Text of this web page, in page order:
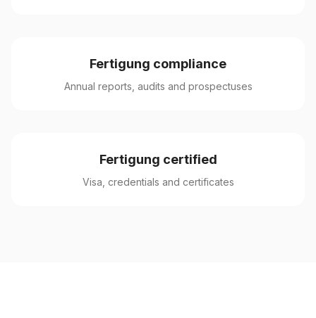
Fertigung compliance
Annual reports, audits and prospectuses
Fertigung certified
Visa, credentials and certificates